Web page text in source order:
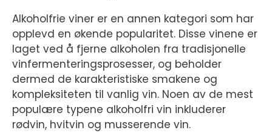
Alkoholfrie viner er en annen kategori som har
opplevd en økende popularitet. Disse vinene er
laget ved å fjerne alkoholen fra tradisjonelle
vinfermenteringsprosesser, og beholder
dermed de karakteristiske smakene og
kompleksiteten til vanlig vin. Noen av de mest
populære typene alkoholfri vin inkluderer
rødvin, hvitvin og musserende vin.